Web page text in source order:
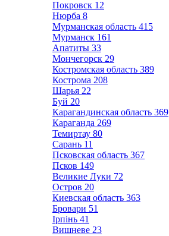
Покровск 12
Нюрба 8
Мурманская область 415
Мурманск 161
Апатиты 33
Мончегорск 29
Костромская область 389
Кострома 208
Шарья 22
Буй 20
Карагандинская область 369
Караганда 269
Темиртау 80
Сарань 11
Псковская область 367
Псков 149
Великие Луки 72
Остров 20
Киевская область 363
Бровари 51
Ірпінь 41
Вишневе 23